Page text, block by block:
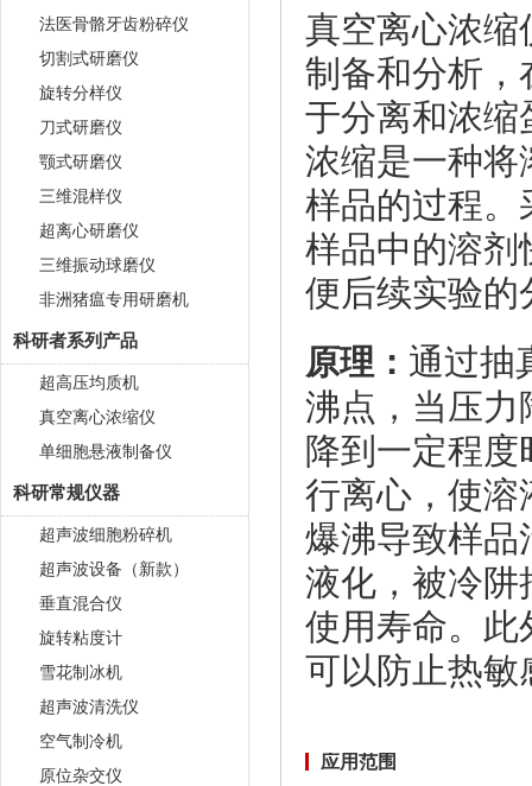
法医骨骼牙齿粉碎仪
切割式研磨仪
旋转分样仪
刀式研磨仪
颚式研磨仪
三维混样仪
超离心研磨仪
三维振动球磨仪
非洲猪瘟专用研磨机
科研者系列产品
超高压均质机
真空离心浓缩仪
单细胞悬液制备仪
科研常规仪器
超声波细胞粉碎机
超声波设备（新款）
垂直混合仪
旋转粘度计
雪花制冰机
超声波清洗仪
空气制冷机
原位杂交仪
真空离心浓缩
制备和分析，
于分离和浓缩
浓缩是一种将
样品的过程。
样品中的溶剂
便后续实验的
原理： 通过抽
沸点，当压力
降到一定程
行离心，使溶
爆沸导致样品
液化，被冷阱
使用寿命。此
可以防止热敏
应用范围